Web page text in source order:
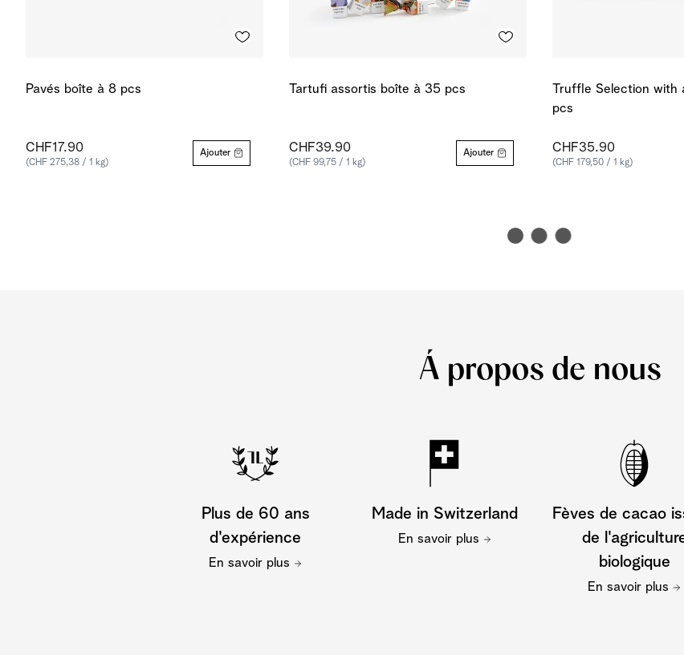
Pavés boîte à 8 pcs
CHF17.90
(CHF 275,38 / 1 kg)
Ajouter
Tartufi assortis boîte à 35 pcs
CHF39.90
(CHF 99,75 / 1 kg)
Ajouter
Truffle Selection with
pcs
CHF35.90
(CHF 179,50 / 1 kg)
Á propos de nous
Plus de 60 ans
d'expérience
En savoir plus
Made in Switzerland
En savoir plus
Fèves de cacao
de
biologique
En savoir plus